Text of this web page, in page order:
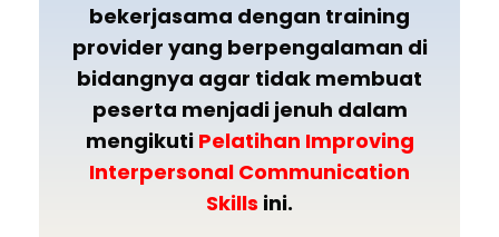
bekerjasama dengan training
provider yang berpengalaman di
bidangnya agar tidak membuat
peserta menjadi jenuh dalam
mengikuti Pelatihan Improving
Interpersonal Communication
Skills ini.